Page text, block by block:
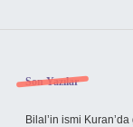
Sidebar
Son Yazılar
Bilal’in ismi